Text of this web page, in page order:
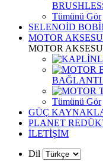
Tümünü Gör
SELENOİD
MOTOR
MOTOR
BAĞLANTI
Tümünü Gör
GÜÇ
PLANET
İLETİŞİM
Dil